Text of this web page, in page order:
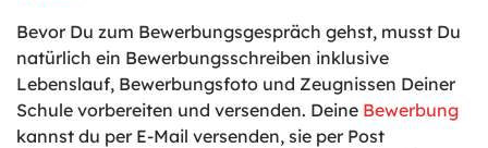
Bevor Du zum Bewerbungsgespräch gehst, musst Du
natürlich ein Bewerbungsschreiben inklusive
Lebenslauf, Bewerbungsfoto und Zeugnissen Deiner
Schule vorbereiten und versenden. Deine Bewerbung
kannst du per E-Mail versenden, sie per Post